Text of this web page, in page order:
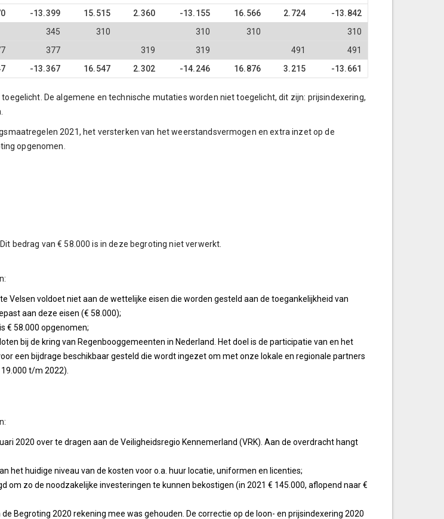
-13.399 15.515 2.360 -13.155 16.566 2.724
-13.842
345 310 310 310
310
377 319 319 491
491
-13.367 16.547 2.302 -14.246 16.876 3.215 -13.661
De algemene en technische mutaties worden niet toegelicht, dit zijn: prijsindexering,
2021, het versterken van het weerstandsvermogen en extra inzet op de
opgenomen.
bedrag van € 58.000 is in deze begroting niet verwerkt.
Velsen voldoet niet aan de wettelijke eisen die worden gesteld aan de toegankelijkheid van
aan deze eisen (€ 58.000);
€ 58.000 opgenomen;
bij de kring van Regenbooggemeenten in Nederland. Het doel is de participatie van en het
een bijdrage beschikbaar gesteld die wordt ingezet om met onze lokale en regionale partners
t/m 2022).
2020 over te dragen aan de Veiligheidsregio Kennemerland (VRK). Aan de overdracht hangt
het huidige niveau van de kosten voor o.a. huur locatie, uniformen en licenties;
om zo de noodzakelijke investeringen te kunnen bekostigen (in 2021 € 145.000, aflopend naar €
Begroting 2020 rekening mee was gehouden. De correctie op de loon- en prijsindexering 2020